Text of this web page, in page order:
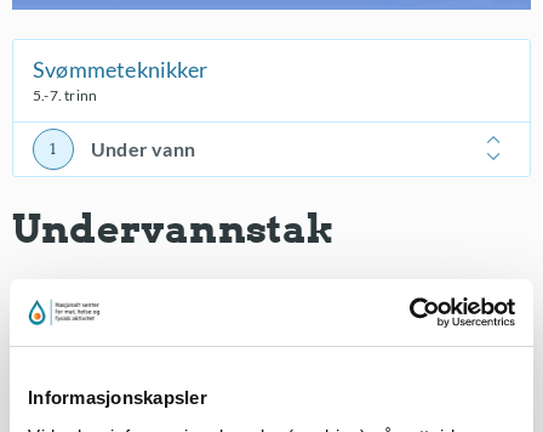
Informasjonskapsler
Svømmeteknikker
5.-7. trinn
Under vann
Undervannstak
Du måakseptere markedsføringscookiesfor å kunne
se dette innholdet